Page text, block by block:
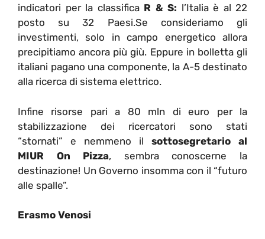
indicatori per la classificaR & S: l’Italia è al 22
posto su 32 Paesi.Se consideriamo gli
investimenti, solo in campo energetico allora
precipitiamo ancora più giù. Eppure in bolletta gli
italiani pagano una componente, la A-5 destinato
alla ricerca di sistema elettrico.
Infine risorse pari a 80 mln di euro per la
stabilizzazione dei ricercatori sono stati
“stornati” e nemmeno il sottosegretario al
MIUR On Pizza, sembra conoscerne la
destinazione! Un Governo insomma con il “futuro
alle spalle”.
Erasmo Venosi